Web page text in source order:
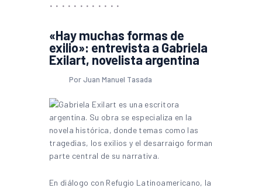
«Hay muchas formas de
exilio»: entrevista a Gabriela
Exilart, novelista argentina
Por Juan Manuel Tasada
En diálogo con Refugio Latinoamericano, la